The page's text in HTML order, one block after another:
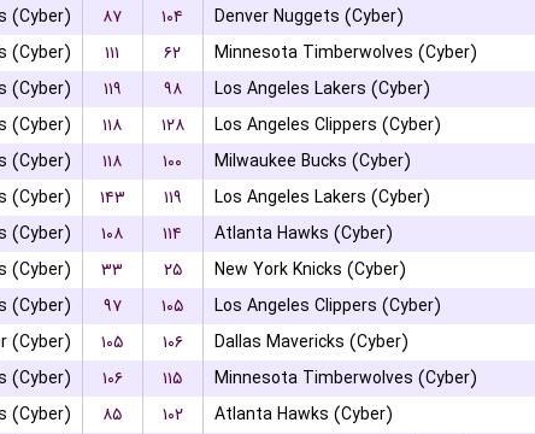
(Cyber)
۸۷ ۱۰۴ Denver Nuggets (Cyber)
(Cyber)
۱۱۱ ۶۲ Minnesota Timberwolves (Cyber)
(Cyber)
۱۱۹ ۹۸ Los Angeles Lakers (Cyber)
(Cyber)
۱۱۸ ۱۲۸ Los Angeles Clippers (Cyber)
(Cyber)
۱۱۸ ۱۰۰ Milwaukee Bucks (Cyber)
(Cyber)
۱۴۳ ۱۱۹ Los Angeles Lakers (Cyber)
(Cyber)
۱۰۸ ۱۱۴ Atlanta Hawks (Cyber)
(Cyber)
۳۳ ۲۵ New York Knicks (Cyber)
(Cyber)
۹۷ ۱۰۵ Los Angeles Clippers (Cyber)
(Cyber)
۱۰۵ ۱۰۶ Dallas Mavericks (Cyber)
(Cyber)
۱۰۶ ۱۱۵ Minnesota Timberwolves (Cyber)
(Cyber)
۸۵ ۱۰۲ Atlanta Hawks (Cyber)